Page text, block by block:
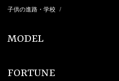
子供の進路・学校 /
MODEL
FORTUNE